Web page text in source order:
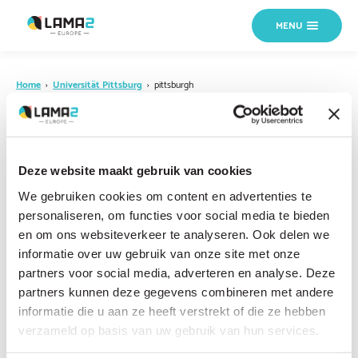
Deze website maakt gebruik van cookies
We gebruiken cookies om content en advertenties te
personaliseren, om functies voor social media te bieden
en om ons websiteverkeer te analyseren. Ook delen we
informatie over uw gebruik van onze site met onze
partners voor social media, adverteren en analyse. Deze
partners kunnen deze gegevens combineren met andere
informatie die u aan ze heeft verstrekt of die ze hebben
verzameld op basis van uw gebruik van hun services.
MENU
Home › Universität Pittsburg › pittsburgh
18 OKTOBER 2024
pittsburgh